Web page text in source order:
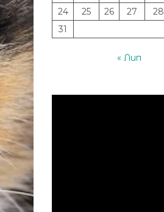
24
25 26 27 28
31
« Лип